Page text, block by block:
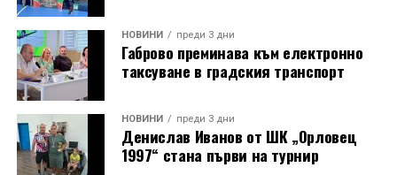
НОВИНИ преди 3 дни
Габрово преминава към електронно
таксуване в градския транспорт
НОВИНИ преди 3 дни
Денислав Иванов от ШК „Орловец
1997“ стана първи на турнир